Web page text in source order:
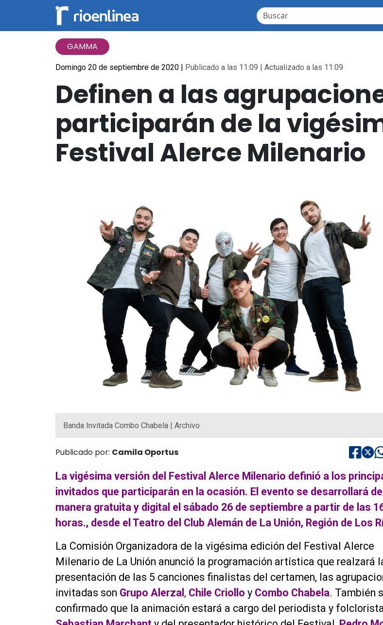
GAMMA
Domingo 20 de septiembre de 2020 | Publicado a las 11:09 | Actualizado a las 11:09
Definen a las
participarán de la
Festival Alerce Milenario
Banda Invitada Combo Chabela | Archivo
Publicado por: Camila Oportus
La vigésima versión del Festival Alerce Milenario definió a los
invitados que participarán en la ocasión. El evento se desarrollará de
manera gratuita y digital el sábado 26 de septiembre a partir de las
horas., desde el Teatro del Club Alemán de La Unión, Región de Los
La Comisión Organizadora de la vigésima edición del Festival Alerce
Milenario de La Unión anunció la programación artística que realzará
presentación de las 5 canciones finalistas del certamen, las
invitadas son Grupo Alerzal , Chile Criollo y Combo Chabela. También
confirmado que la animación estará a cargo del periodista y